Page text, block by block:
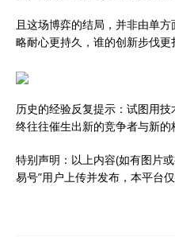
且这场博弈的结局，并非由单
略耐心更持久，谁的创新步伐更
历史的经验反复提示：试图用
终往往催生出新的竞争者与新的
特别声明：以上内容(如有图片
易号”用户上传并发布，本平台